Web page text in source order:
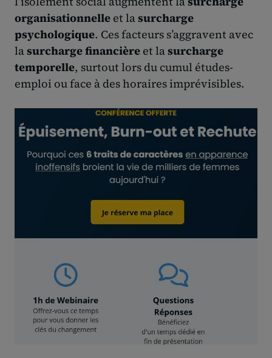
organisationnelle et lasurcharge
psychologique. Ces facteurs s’aggravent avec
lasurcharge financière et lasurcharge
temporelle, surtout lors du cumul études-
emploi ou face à des horaires imprévisibles.